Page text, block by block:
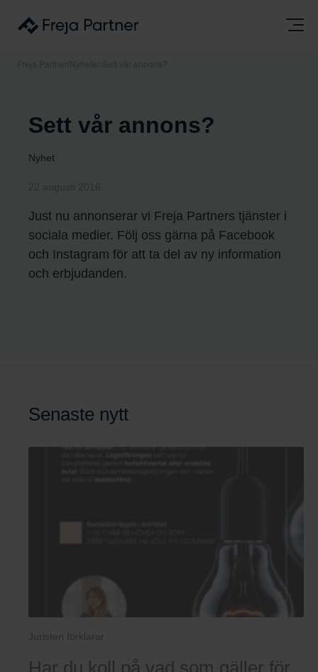
Freja Partner Nyheter Sett vår annons?
Sett vår annons?
Nyhet
22 augusti 2016
Just nu annonserar vi Freja Partners tjänster i
sociala medier. Följ oss gärna på Facebook
och Instagram för att ta del av ny information
och erbjudanden.
Senaste nytt
Juristen förklarar
Har du koll på vad som gäller för